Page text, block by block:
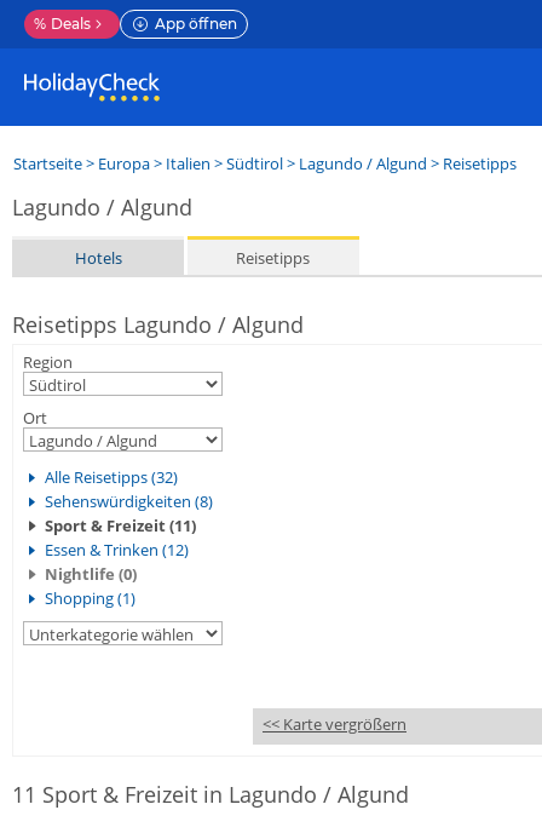
% Deals App öffnen
Startseite> Europa> Italien >Südtirol> Lagundo / Algund > Reisetipps
Lagundo / Algund
Hotels Reisetipps
Reisetipps Lagundo / Algund
Region
Ort
Alle Reisetipps (32)
Sehenswürdigkeiten (8)
Sport & Freizeit (11)
Essen & Trinken (12)
Nightlife (0)
Shopping (1)
<< Karte vergrößern
11 Sport & Freizeit in Lagundo / Algund